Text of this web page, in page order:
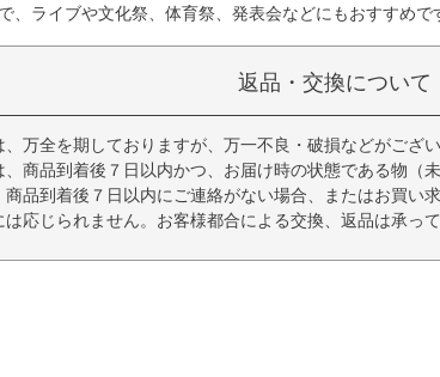
、ライブや文化祭、体育祭、発表会などにもおすすめで
返品・交換について
万全を期しておりますが、万一不良・破損などがござ
、商品到着後７日以内かつ、お届け時の状態である物（
品到着後７日以内にご連絡がない場合、またはお買い
応じられません。お客様都合による交換、返品は承っ